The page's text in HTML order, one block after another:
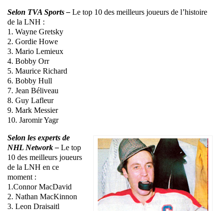
Selon TVA Sports – Le top 10 des meilleurs joueurs de l’histoire
de la LNH :
1. Wayne Gretsky
2. Gordie Howe
3. Mario Lemieux
4. Bobby Orr
5. Maurice Richard
6. Bobby Hull
7. Jean Béliveau
8. Guy Lafleur
9. Mark Messier
10. Jaromir Yagr
Selon les experts de
NHL Network – Le top
10 des meilleurs joueurs
de la LNH en ce
moment :
1.Connor MacDavid
2. Nathan MacKinnon
3. Leon Draisaitl